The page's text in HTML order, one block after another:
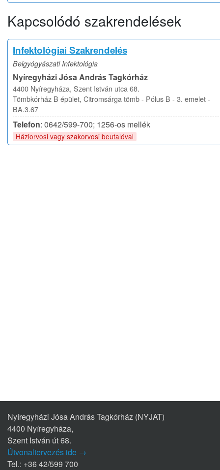
Kapcsolódó szakrendelések
Infektológiai Szakrendelés
Belgyógyászati Infektológia
Nyíregyházi Jósa András Tagkórház
4400 Nyíregyháza, Szent István utca 68.
Tömbkórház B épület, Citromsárga tömb - Pólus B - 3. emelet -
BA.3.67
Telefon: 0642/599-700; 1256-os mellék
Háziorvosi vagy szakorvosi beutalóval
Nyíregyházi Jósa András Tagkórház (NYJAT)
4400 Nyíregyháza,
Szent István út 68.
Útvonaltervezés ide →
Tel.: +36 42/599 700